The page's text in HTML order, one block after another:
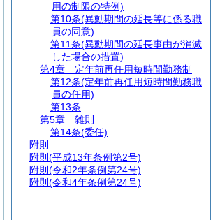
用の制限の特例)
第10条(異動期間の延長等に係る職
員の同意)
第11条(異動期間の延長事由が消滅
した場合の措置)
第4章
定年前再任用短時間勤務制
第12条(定年前再任用短時間勤務職
員の任用)
第13条
第5章
雑則
第14条(委任)
附則
附則 (平成13年条例第2号)
附則 (令和2年条例第24号)
附則 (令和4年条例第24号)